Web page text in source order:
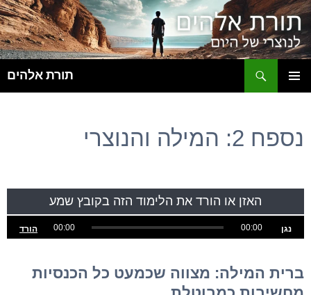
תורת אלהים
נספח 2: המילה והנוצרי
האזן או הורד את הלימוד הזה בקובץ שמע
נגן 00:00
00:00 הורד
ברית המילה: מצווה שכמעט כל הכנסיות